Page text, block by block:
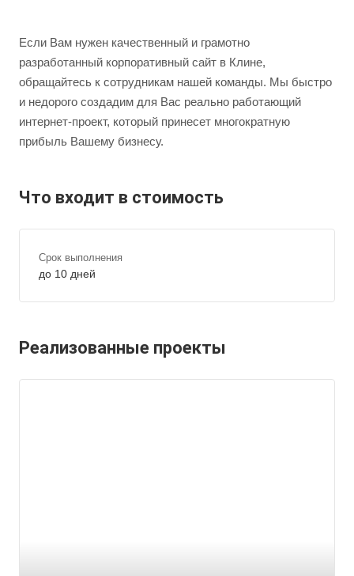
Если Вам нужен качественный и грамотно
разработанный корпоративный сайт в Клине,
обращайтесь к сотрудникам нашей команды. Мы быстро
и недорого создадим для Вас реально работающий
интернет-проект, который принесет многократную
прибыль Вашему бизнесу.
Что входит в стоимость
Срок выполнения
до 10 дней
Реализованные проекты